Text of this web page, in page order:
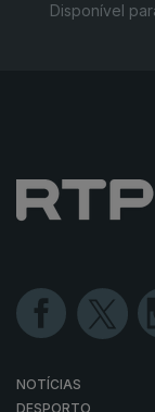
Disponível
NOTÍCIAS
DESPORTO